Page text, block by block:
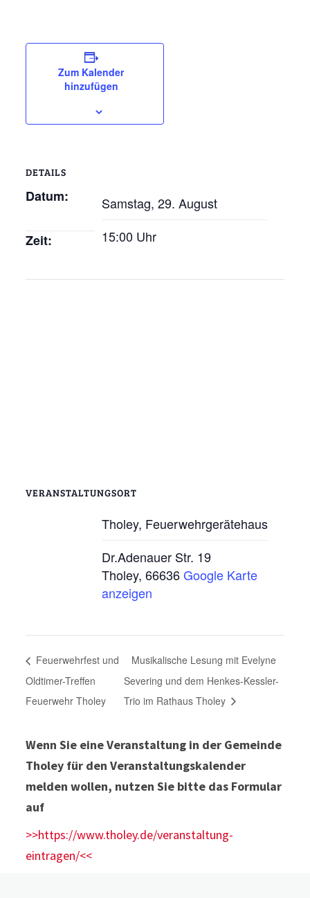
Zum Kalender
hinzufügen
DETAILS
Datum: Samstag, 29. August
Zeit: 15:00 Uhr
VERANSTALTUNGSORT
Tholey, Feuerwehrgerätehaus
Dr.Adenauer Str. 19
Tholey, 66636Google Karte
anzeigen
Feuerwehrfest und
Oldtimer-Treffen
Feuerwehr Tholey
Musikalische Lesung mit Evelyne
Severing und dem Henkes-Kessler-
Trio im Rathaus Tholey
Wenn Sie eine Veranstaltung in der Gemeinde
Tholey für den Veranstaltungskalender
melden wollen, nutzen Sie bitte das Formular
auf
>>https://www.tholey.de/veranstaltung-
eintragen/<<